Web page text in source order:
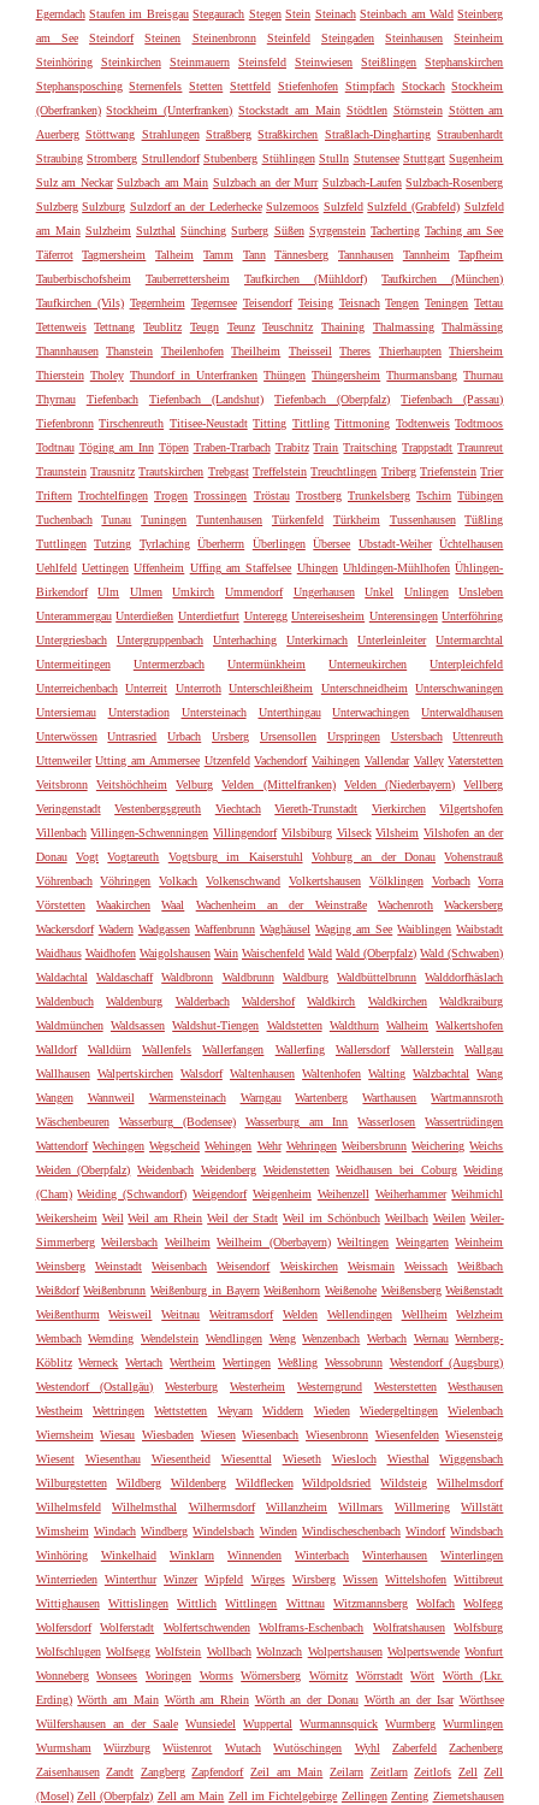
Egerndach Staufen im Breisgau Stegaurach Stegen Stein Steinach Steinbach am Wald Steinberg
am See
Steindorf Steinen Steinenbronn Steinfeld Steingaden Steinhausen
Steinheim
Steinhöring
Steinkirchen Steinmauern Steinsfeld Steinwiesen Steißlingen
Stephanskirchen
Stephansposching Sternenfels Stetten Stettfeld Stiefenhofen Stimpfach Stockach Stockheim
(Oberfranken) Stockheim (Unterfranken) Stockstadt am Main Stödtlen Störnstein Stötten am
Auerberg Stöttwang Strahlungen Straßberg Straßkirchen Straßlach-Dingharting Straubenhardt
Straubing Stromberg Strullendorf Stubenberg Stühlingen Stulln Stutensee Stuttgart Sugenheim
Sulz am Neckar Sulzbach am Main Sulzbach an der Murr Sulzbach-Laufen Sulzbach-Rosenberg
Sulzberg Sulzburg Sulzdorf an der Lederhecke Sulzemoos Sulzfeld Sulzfeld (Grabfeld) Sulzfeld
am Main Sulzheim Sulzthal Sünching Surberg Süßen Syrgenstein Tacherting Taching am See
Täferrot
Tagmersheim Talheim Tamm Tann Tännesberg Tannhausen Tannheim
Tapfheim
Tauberbischofsheim
Tauberrettersheim Taufkirchen (Mühldorf)
Taufkirchen (München)
Taufkirchen (Vils) Tegernheim Tegernsee Teisendorf Teising Teisnach Tengen Teningen Tettau
Tettenweis
Tettnang Teublitz Teugn Teunz Teuschnitz Thaining Thalmassing
Thalmässing
Thannhausen Thanstein Theilenhofen Theilheim Theisseil Theres Thierhaupten Thiersheim
Thierstein Tholey Thundorf in Unterfranken Thüngen Thüngersheim Thurmansbang Thurnau
Thyrnau
Tiefenbach Tiefenbach (Landshut) Tiefenbach (Oberpfalz)
Tiefenbach (Passau)
Tiefenbronn Tirschenreuth Titisee-Neustadt Titting Tittling Tittmoning Todtenweis Todtmoos
Todtnau Töging am Inn Töpen Traben-Trarbach Trabitz Train Traitsching Trappstadt Traunreut
Traunstein Trausnitz Trautskirchen Trebgast Treffelstein Treuchtlingen Triberg Triefenstein Trier
Triftern Trochtelfingen Trogen Trossingen Tröstau Trostberg Trunkelsberg Tschirn Tübingen
Tuchenbach
Tunau Tuningen Tuntenhausen Türkenfeld Türkheim Tussenhausen
Tüßling
Tuttlingen Tutzing Tyrlaching Überherrn Überlingen Übersee Ubstadt-Weiher Üchtelhausen
Uehlfeld Uettingen Uffenheim Uffing am Staffelsee Uhingen Uhldingen-Mühlhofen Ühlingen-
Birkendorf
Ulm Ulmen Umkirch Ummendorf Ungerhausen Unkel Unlingen
Unsleben
Unterammergau Unterdießen Unterdietfurt Unteregg Untereisesheim Unterensingen Unterföhring
Untergriesbach
Untergruppenbach Unterhaching Unterkirnach Unterleinleiter
Untermarchtal
Untermeitingen
Untermerzbach Untermünkheim Unterneukirchen
Unterpleichfeld
Unterreichenbach Unterreit Unterroth Unterschleißheim Unterschneidheim
Unterschwaningen
Untersiemau
Unterstadion Untersteinach Unterthingau Unterwachingen
Unterwaldhausen
Unterwössen
Untrasried Urbach Ursberg Ursensollen Urspringen Ustersbach
Uttenreuth
Uttenweiler Utting am Ammersee Utzenfeld Vachendorf Vaihingen Vallendar Valley Vaterstetten
Veitsbronn
Veitshöchheim Velburg Velden (Mittelfranken) Velden (Niederbayern)
Vellberg
Veringenstadt
Vestenbergsgreuth Viechtach Viereth-Trunstadt Vierkirchen
Vilgertshofen
Villenbach Villingen-Schwenningen Villingendorf Vilsbiburg Vilseck Vilsheim Vilshofen an der
Donau
Vogt Vogtareuth Vogtsburg im Kaiserstuhl Vohburg an der Donau
Vohenstrauß
Vöhrenbach
Vöhringen Volkach Volkenschwand Volkertshausen Völklingen Vorbach
Vorra
Vörstetten
Waakirchen Waal Wachenheim an der Weinstraße Wachenroth
Wackersberg
Wackersdorf Wadern Wadgassen Waffenbrunn Waghäusel Waging am See Waiblingen Waibstadt
Waidhaus Waidhofen Waigolshausen Wain Waischenfeld Wald Wald (Oberpfalz) Wald (Schwaben)
Waldachtal
Waldaschaff Waldbronn Waldbrunn Waldburg Waldbüttelbrunn
Walddorfhäslach
Waldenbuch
Waldenburg Walderbach Waldershof Waldkirch Waldkirchen
Waldkraiburg
Waldmünchen Waldsassen Waldshut-Tiengen Waldstetten Waldthurn Walheim
Walkertshofen
Walldorf
Walldürn Wallenfels Wallerfangen Wallerfing Wallersdorf Wallerstein
Wallgau
Wallhausen Walpertskirchen Walsdorf Waltenhausen Waltenhofen Walting Walzbachtal
Wang
Wangen
Wannweil Warmensteinach Warngau Wartenberg Warthausen
Wartmannsroth
Wäschenbeuren
Wasserburg (Bodensee) Wasserburg am Inn Wasserlosen
Wassertrüdingen
Wattendorf Wechingen Wegscheid Wehingen Wehr Wehringen Weibersbrunn Weichering Weichs
Weiden (Oberpfalz) Weidenbach Weidenberg Weidenstetten Weidhausen bei Coburg Weiding
(Cham) Weiding (Schwandorf) Weigendorf Weigenheim Weihenzell Weiherhammer Weihmichl
Weikersheim Weil Weil am Rhein Weil der Stadt Weil im Schönbuch Weilbach Weilen Weiler-
Simmerberg Weilersbach Weilheim Weilheim (Oberbayern) Weiltingen Weingarten Weinheim
Weinsberg
Weinstadt Weisenbach Weisendorf Weiskirchen Weismain Weissach
Weißbach
Weißdorf Weißenbrunn Weißenburg in Bayern Weißenhorn Weißenohe Weißensberg Weißenstadt
Weißenthurm
Weisweil Weitnau Weitramsdorf Welden Wellendingen Wellheim
Welzheim
Wembach Wemding Wendelstein Wendlingen Weng Wenzenbach Werbach Wernau Wernberg-
Köblitz Werneck Wertach Wertheim Wertingen Weßling Wessobrunn Westendorf (Augsburg)
Westendorf (Ostallgäu)
Westerburg Westerheim Westerngrund Westerstetten
Westhausen
Westheim
Wettringen Wettstetten Weyarn Widdern Wieden Wiedergeltingen
Wielenbach
Wiernsheim Wiesau Wiesbaden Wiesen Wiesenbach Wiesenbronn Wiesenfelden Wiesensteig
Wiesent
Wiesenthau Wiesentheid Wiesenttal Wieseth Wiesloch Wiesthal
Wiggensbach
Wilburgstetten
Wildberg Wildenberg Wildflecken Wildpoldsried Wildsteig
Wilhelmsdorf
Wilhelmsfeld
Wilhelmsthal Wilhermsdorf Willanzheim Willmars Willmering
Willstätt
Wimsheim Windach Windberg Windelsbach Winden Windischeschenbach Windorf Windsbach
Winhöring
Winkelhaid Winklarn Winnenden Winterbach Winterhausen
Winterlingen
Winterrieden Winterthur Winzer Wipfeld Wirges Wirsberg Wissen Wittelshofen Wittibreut
Wittighausen
Wittislingen Wittlich Wittlingen Wittnau Witzmannsberg Wolfach
Wolfegg
Wolfersdorf
Wolferstadt Wolfertschwenden Wolframs-Eschenbach Wolfratshausen
Wolfsburg
Wolfschlugen Wolfsegg Wolfstein Wollbach Wolnzach Wolpertshausen Wolpertswende Wonfurt
Wonneberg
Wonsees Woringen Worms Wörnersberg Wörnitz Wörrstadt Wört
Wörth (Lkr.
Erding) Wörth am Main Wörth am Rhein Wörth an der Donau Wörth an der Isar Wörthsee
Wülfershausen an der Saale Wunsiedel Wuppertal Wurmannsquick Wurmberg Wurmlingen
Wurmsham
Würzburg Wüstenrot Wutach Wutöschingen Wyhl Zaberfeld
Zachenberg
Zaisenhausen Zandt Zangberg Zapfendorf Zeil am Main Zeilarn Zeitlarn Zeitlofs Zell Zell
(Mosel) Zell (Oberpfalz) Zell am Main Zell im Fichtelgebirge Zellingen Zenting Ziemetshausen